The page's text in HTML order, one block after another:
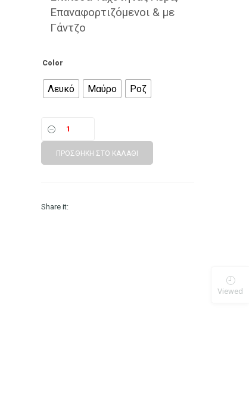
7.90 €.
Επαναφορτιζόμενοι & με
Γάντζο
Color
Λευκό Μαύρο Ροζ
ΠΡΟΣΘΉΚΗ ΣΤΟ ΚΑΛΆΘΙ
Share it:
Viewed